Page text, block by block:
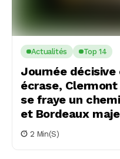
Actualités Top 14
Journée décisive
écrase,
se fraye un
et Bordeaux
2 Min(s)